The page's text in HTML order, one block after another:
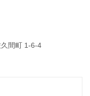
間町 1-6-4